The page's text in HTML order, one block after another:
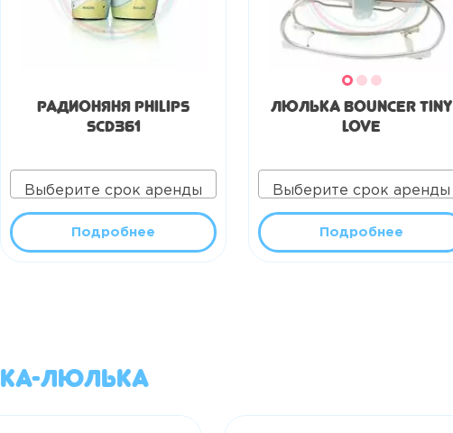
Радионяня Philips
SCD361
Выберите срок аренды
Подробнее
Люлька Bouncer Tiny
Love
Выберите срок аренды
Подробнее
люлька